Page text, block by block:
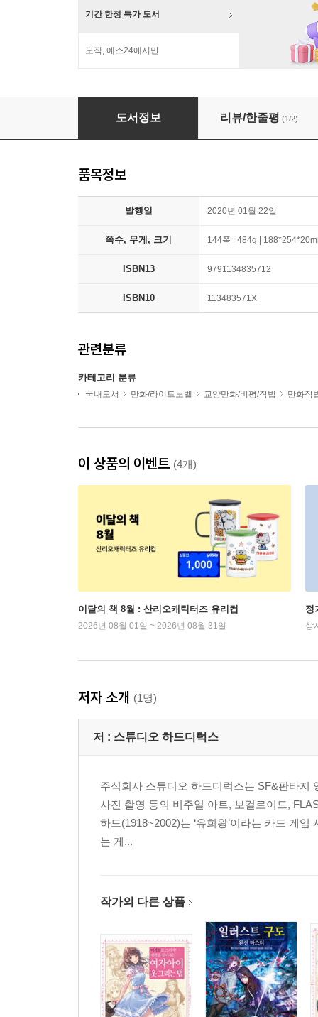
기간 한정 특가 도서
오직, 예스24에서만
근경 중경 원경을 나누어 그리면 일러스트·배
도서정보 리뷰/한줄평 (1/2)
품목정보
발행일 2020년 01월 22일
쪽수, 무게, 크기 144쪽 | 484g |
ISBN13 9791134835712
ISBN10 113483571X
관련분류
카테고리 분류
국내도서 만화/라이트노벨 교양만화/비평/작법 만화작
이 상품의 이벤트 (4개)
이달의 책 8월 : 산리오캐릭터즈 유리컵
2026년 08월 01일 ~ 2026년 08월 31일
정
상
저자 소개 (1명)
저 : 스튜디오 하드디럭스
주식회사 스튜디오 하드디럭스는 SF&판타지
사진 촬영 등의 비주얼 아트, 보컬로이드,
하드(1918~2002)는 ‘유희왕’이라는 카드 게
는 게...
작가의 다른 상품